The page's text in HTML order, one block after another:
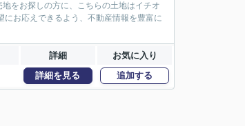
をお探しの方に、こちらの土地はイチオ
お応えできるよう、不動産情報を豊富に
詳細 お気に入り
詳細を見る 追加する